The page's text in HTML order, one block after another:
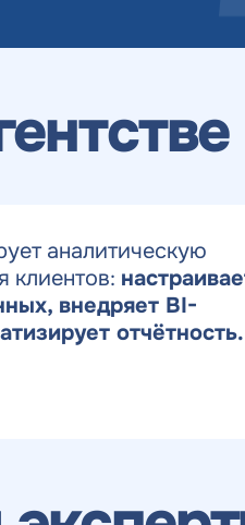
аналитическую
клиентов:
внедряет BI-
отчётность.